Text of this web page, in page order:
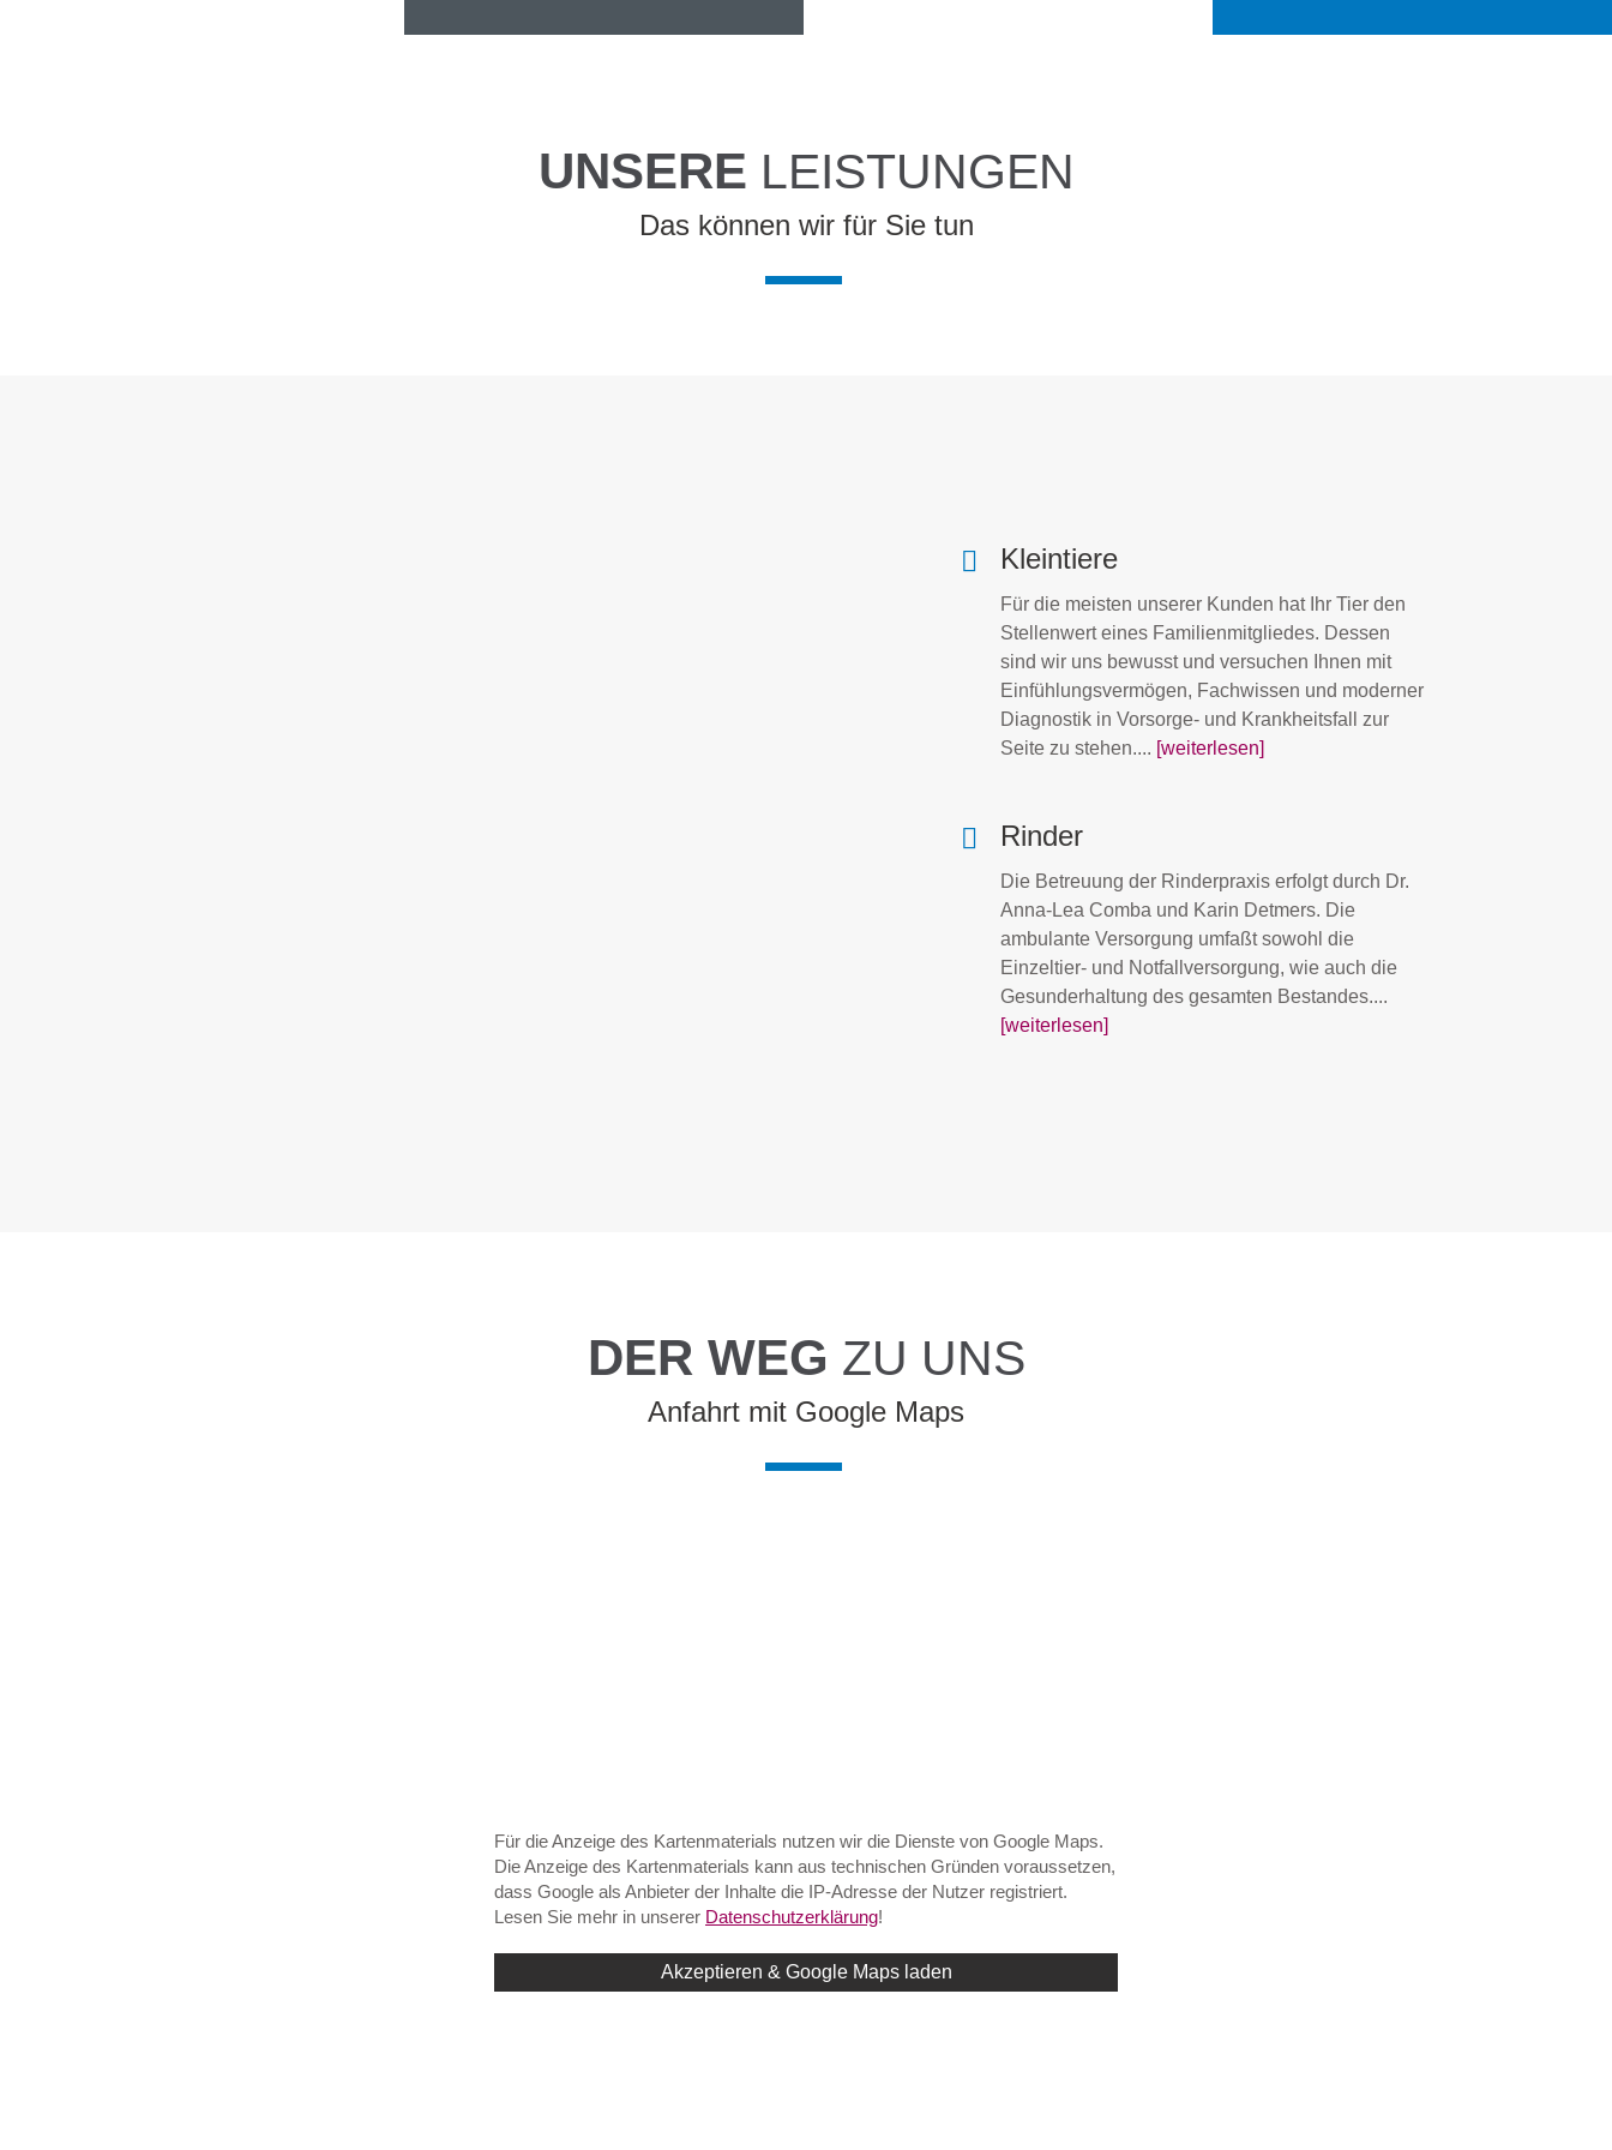
UNSERE LEISTUNGEN
Das können wir für Sie tun
Kleintiere
Für die meisten unserer Kunden hat Ihr Tier den
Stellenwert eines Familienmitgliedes. Dessen
sind wir uns bewusst und versuchen Ihnen mit
Einfühlungsvermögen, Fachwissen und moderner
Diagnostik in Vorsorge- und Krankheitsfall zur
Seite zu stehen.... [weiterlesen]
Rinder
Die Betreuung der Rinderpraxis erfolgt durch Dr.
Anna-Lea Comba und Karin Detmers. Die
ambulante Versorgung umfaßt sowohl die
Einzeltier- und Notfallversorgung, wie auch die
Gesunderhaltung des gesamten Bestandes....
[weiterlesen]
DER WEG ZU UNS
Anfahrt mit Google Maps
Für die Anzeige des Kartenmaterials nutzen wir die Dienste von Google Maps.
Die Anzeige des Kartenmaterials kann aus technischen Gründen voraussetzen,
dass Google als Anbieter der Inhalte die IP-Adresse der Nutzer registriert.
Lesen Sie mehr in unserer Datenschutzerklärung!
Akzeptieren & Google Maps laden